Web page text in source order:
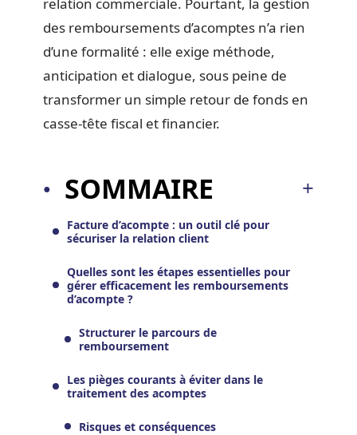
des remboursements d’acomptes n’a rien
d’une formalité : elle exige méthode,
anticipation et dialogue, sous peine de
transformer un simple retour de fonds en
casse-tête fiscal et financier.
SOMMAIRE
Facture d’acompte : un outil clé pour
sécuriser la relation client
Quelles sont les étapes essentielles pour
gérer efficacement les remboursements
d’acompte ?
Structurer le parcours de
remboursement
Les pièges courants à éviter dans le
traitement des acomptes
Risques et conséquences